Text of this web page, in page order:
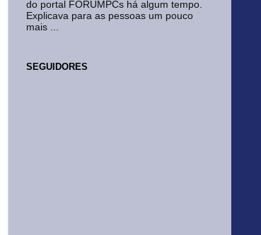
do portal FORUMPCs há algum tempo.
Explicava para as pessoas um pouco
mais ...
SEGUIDORES